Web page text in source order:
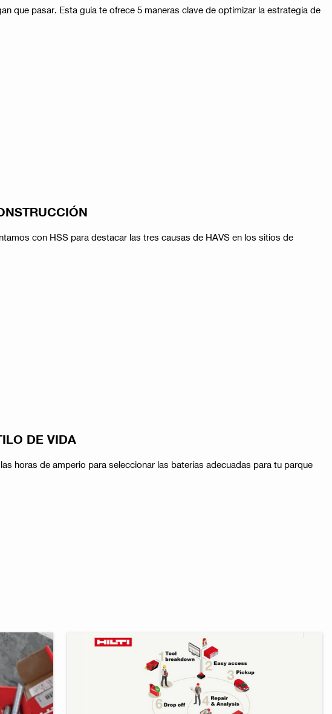
que pasar. Esta guía te ofrece 5 maneras clave de optimizar la estrategia de
con HSS para destacar las tres causas de HAVS en los sitios de
DE VIDA
horas de amperio para seleccionar las baterías adecuadas para tu parque